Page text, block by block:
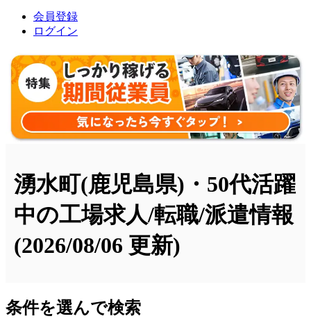
会員登録
ログイン
湧水町(鹿児島県)・50代活躍
中の工場求人/転職/派遣情報
(2026/08/06 更新)
条件を選んで検索